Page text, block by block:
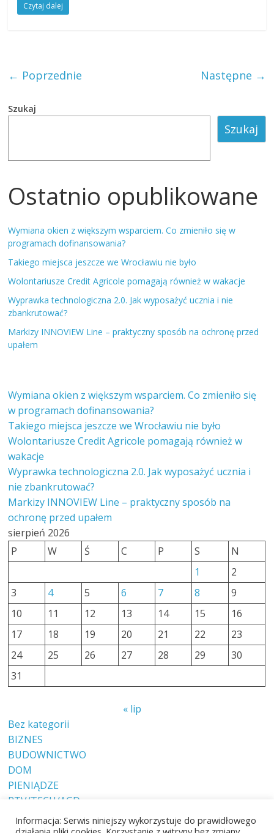
Czytaj dalej
← Poprzednie Następne →
Szukaj
Szukaj
Ostatnio opublikowane
Wymiana okien z większym wsparciem. Co zmieniło się w
programach dofinansowania?
Takiego miejsca jeszcze we Wrocławiu nie było
Wolontariusze Credit Agricole pomagają również w wakacje
Wyprawka technologiczna 2.0. Jak wyposażyć ucznia i nie
zbankrutować?
Markizy INNOVIEW Line – praktyczny sposób na ochronę przed
upałem
Wymiana okien z większym wsparciem. Co zmieniło się
w programach dofinansowania?
Takiego miejsca jeszcze we Wrocławiu nie było
Wolontariusze Credit Agricole pomagają również w
wakacje
Wyprawka technologiczna 2.0. Jak wyposażyć ucznia i
nie zbankrutować?
Markizy INNOVIEW Line – praktyczny sposób na
ochronę przed upałem
sierpień 2026
P
W Ś C P S
N
1
2
3
4 5 6 7 8
9
10
11 12 13 14 15
16
17
18 19 20 21 22
23
24
25 26 27 28 29
30
31
« lip
Bez kategorii
BIZNES
BUDOWNICTWO
DOM
PIENIĄDZE
RTV/TECH/AGD
RYNEK
Informacja: Serwis niniejszy wykorzystuje do prawidłowego